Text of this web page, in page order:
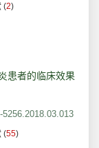
(2)
患者的临床效果
(55)